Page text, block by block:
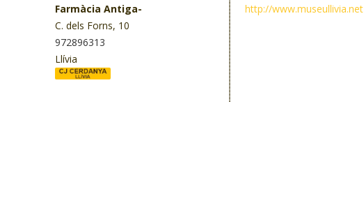
Farmàcia Antiga-
C. dels Forns, 10
972896313
Llívia
http://www.museullivia.net